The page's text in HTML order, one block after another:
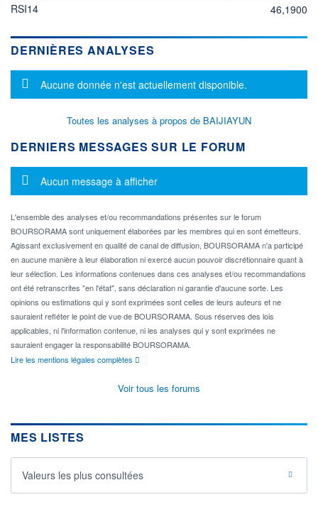
RSI14
46,1900
DERNIÈRES ANALYSES
Message d'information
Aucune donnée n'est actuellement disponible.
Toutes les analyses à propos de BAIJIAYUN
DERNIERS MESSAGES SUR LE FORUM
Message d'information
Aucun message à afficher
L'ensemble des analyses et/ou recommandations présentes sur le forum
BOURSORAMA sont uniquement élaborées par les membres qui en sont émetteurs.
Agissant exclusivement en qualité de canal de diffusion, BOURSORAMA n'a participé
en aucune manière à leur élaboration ni exercé aucun pouvoir discrétionnaire quant à
leur sélection. Les informations contenues dans ces analyses et/ou recommandations
ont été retranscrites "en l'état", sans déclaration ni garantie d'aucune sorte. Les
opinions ou estimations qui y sont exprimées sont celles de leurs auteurs et ne
sauraient refléter le point de vue de BOURSORAMA. Sous réserves des lois
applicables, ni l'information contenue, ni les analyses qui y sont exprimées ne
sauraient engager la responsabilité BOURSORAMA.
Lire les mentions légales complètes
Voir tous les forums
MES LISTES
Valeurs les plus consultées